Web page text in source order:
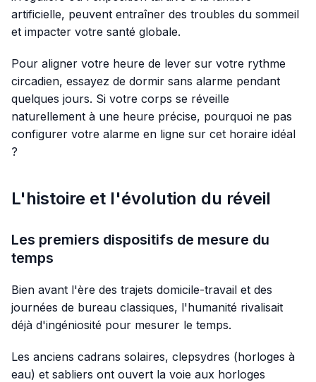
artificielle, peuvent entraîner des troubles du sommeil
et impacter votre santé globale.
Pour aligner votre heure de lever sur votre rythme
circadien, essayez de dormir sans alarme pendant
quelques jours. Si votre corps se réveille
naturellement à une heure précise, pourquoi ne pas
configurer votre alarme en ligne sur cet horaire idéal
?
L'histoire et l'évolution du réveil
Les premiers dispositifs de mesure du
temps
Bien avant l'ère des trajets domicile-travail et des
journées de bureau classiques, l'humanité rivalisait
déjà d'ingéniosité pour mesurer le temps.
Les anciens cadrans solaires, clepsydres (horloges à
eau) et sabliers ont ouvert la voie aux horloges